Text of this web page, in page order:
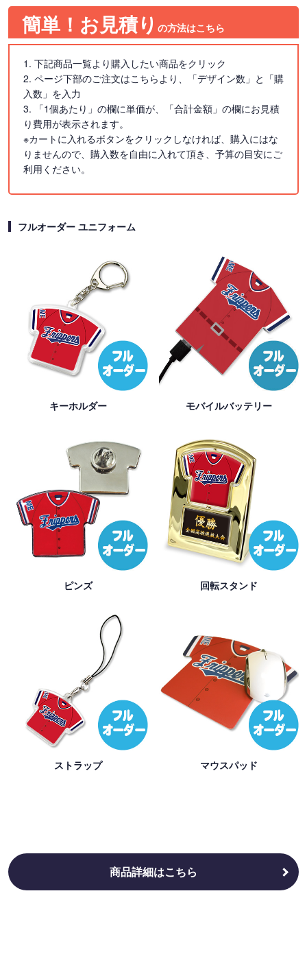
簡単！お見積り の方法はこちら
1. 下記商品一覧より購入したい商品をクリック
2. ページ下部のご注文はこちらより、「デザイン数」と「購
入数」を入力
3. 「1個あたり」の欄に単価が、「合計金額」の欄にお見積
り費用が表示されます。
※カートに入れるボタンをクリックしなければ、購入にはな
りませんので、購入数を自由に入れて頂き、予算の目安にご
利用ください。
フルオーダー ユニフォーム
キーホルダー モバイルバッテリー
ピンズ 回転スタンド
ストラップ マウスパッド
商品詳細はこちら